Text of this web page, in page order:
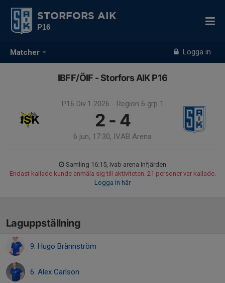
Matcher Logga in
STORFORS AIK
P16
IBFF/ÖIF - Storfors AIK P16
P16 Div.1 2026 - Region 6 grp 1
2 - 4
6 jun, 17:30, IVAB Arena
Samling 16:15, Ivab arena Infjärden
Endast kallade kunde anmäla sig till aktiviteten. 21 personer var kallade.
Logga in här
Laguppställning
9. Hugo Brännström
6. Alex Carlson